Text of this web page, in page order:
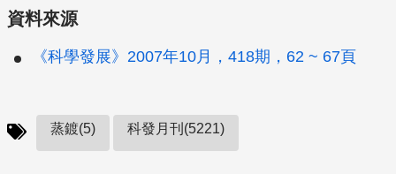
資料來源
《科學發展》2007年10月，418期，62 ~ 67頁
蒸鍍(5) 科發月刊(5221)